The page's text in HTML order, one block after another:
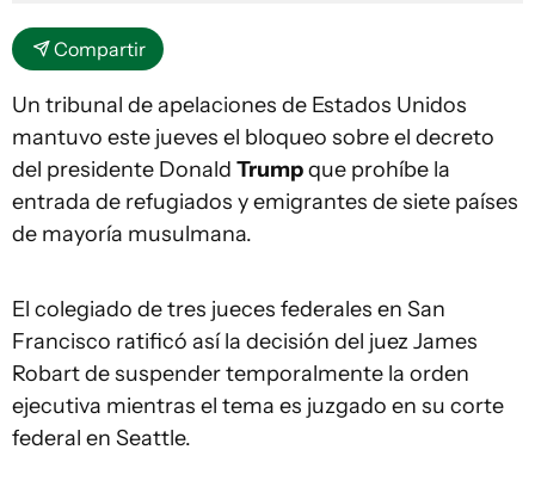
Compartir
Un tribunal de apelaciones de Estados Unidos
mantuvo este jueves el bloqueo sobre el decreto
del presidente Donald Trumpque prohíbe la
entrada de refugiados y emigrantes de siete países
de mayoría musulmana.
El colegiado de tres jueces federales en San
Francisco ratificó así la decisión del juez James
Robart de suspender temporalmente la orden
ejecutiva mientras el tema es juzgado en su corte
federal en Seattle.